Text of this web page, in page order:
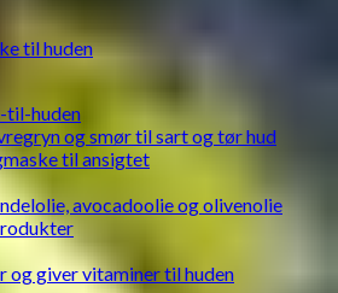
til-huden
og smør til sart og tør hud
til ansigtet
avocadoolie og olivenolie
og giver vitaminer til huden